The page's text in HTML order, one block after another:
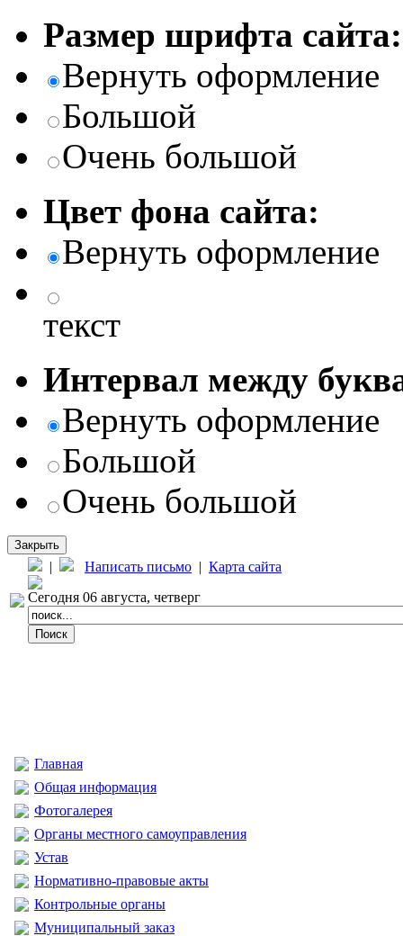
Размер шрифта сайта:
Вернуть оформление
Большой
Очень большой
Цвет фона сайта:
Вернуть оформление
текст
Интервал между
Вернуть оформление
Большой
Очень большой
Закрыть
| Написать письмо | Карта сайта
Сегодня 06 августа, четверг
Главная
Общая информация
Фотогалерея
Органы местного самоуправления
Устав
Нормативно-правовые акты
Контрольные органы
Муниципальный заказ